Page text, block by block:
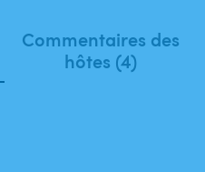
Commentaires des
hôtes (4)